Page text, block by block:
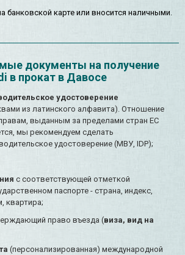
банковской карте или вносится наличными.
документы на получение
в прокат в Давосе
удостоверение
из латинского алфавита). Отношение
выданным за пределами стран ЕС
мы рекомендуем сделать
удостоверение (МВУ, IDP);
с соответствующей отметкой
паспорте - страна, индекс,
квартира;
право въезда (виза, вид на
(персонализированная) международной